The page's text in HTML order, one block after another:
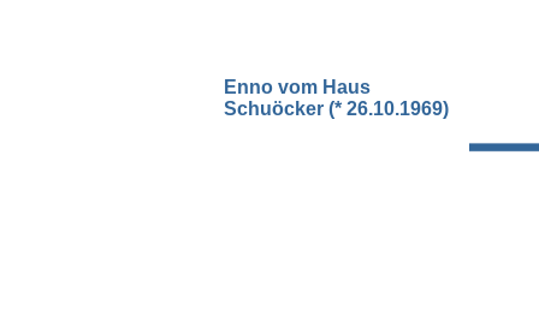
Enno vom Haus
Schuöcker (* 26.10.1969)